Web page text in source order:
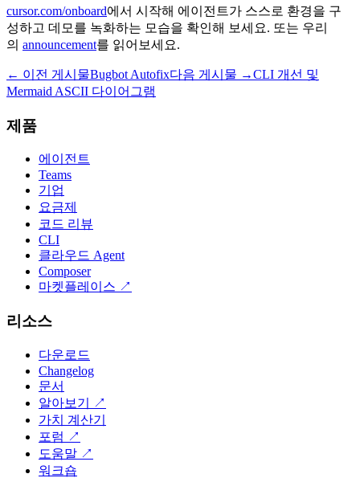
cursor.com/onboard에서 시작해 에이전트가 스스로 환경을 구
성하고 데모를 녹화하는 모습을 확인해 보세요. 또는 우리
의 announcement를 읽어보세요.
← 이전 게시물Bugbot Autofix다음 게시물 →CLI 개선 및
Mermaid ASCII 다이어그램
제품
에이전트
Teams
기업
요금제
코드 리뷰
CLI
클라우드 Agent
Composer
마켓플레이스 ↗
리소스
다운로드
Changelog
문서
알아보기
↗
가치 계산기
포럼 ↗
도움말 ↗
워크숍